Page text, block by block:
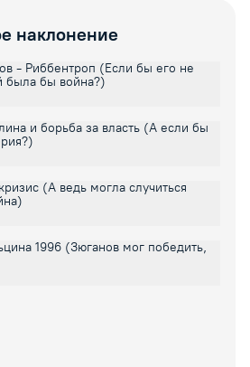
наклонение
- Риббентроп (Если бы его не
была бы война?)
и борьба за власть (А если бы
(А ведь могла случиться
1996 (Зюганов мог победить,